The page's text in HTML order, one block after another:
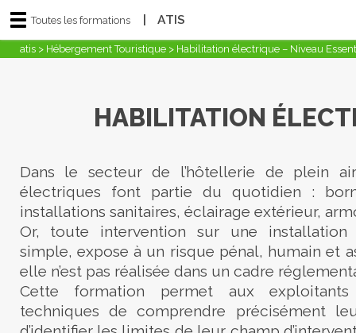
Toutes les formations | ATIS
atis> Hébergement Touristique > Habilitation électrique – Niveau
HABILITATION
Dans le secteur de l’hôtellerie de plein
électriques font partie du quotidien :
installations sanitaires, éclairage extérieur,
Or, toute intervention sur une installation
simple, expose à un risque pénal, humain et
elle n’est pas réalisée dans un cadre
Cette formation permet aux
techniques de comprendre précisément